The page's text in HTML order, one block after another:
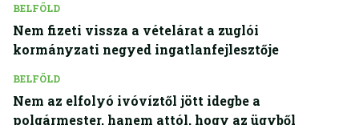
BELFÖLD
Nem fizeti vissza a vételárat a zuglói
kormányzati negyed ingatlanfejlesztője
BELFÖLD
Nem az elfolyó ivóvíztől jött idegbe a
polgármester, hanem attól, hogy az ügyből